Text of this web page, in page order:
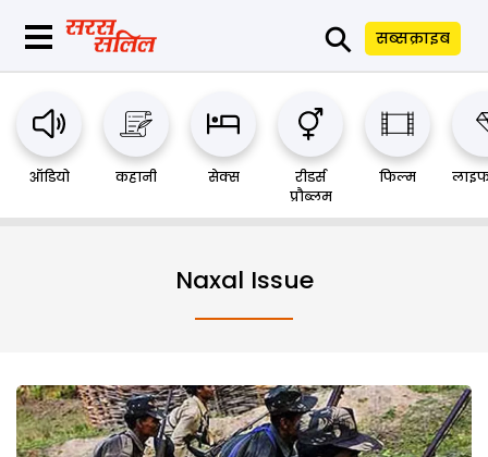
⚲ सब्सक्राइब
ऑडियो कहानी सेक्स
रीडर्स
प्रौब्लम
फिल्म
Naxal Issue